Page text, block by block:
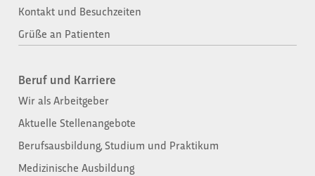
Kontakt und Besuchzeiten
Grüße an Patienten
Beruf und Karriere
Wir als Arbeitgeber
Aktuelle Stellenangebote
Berufsausbildung, Studium und Praktikum
Medizinische Ausbildung